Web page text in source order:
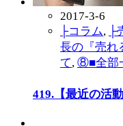
2017-3-6
├コラム, ├
長の『売れ
て, ⑧■全部
419.【最近の活動